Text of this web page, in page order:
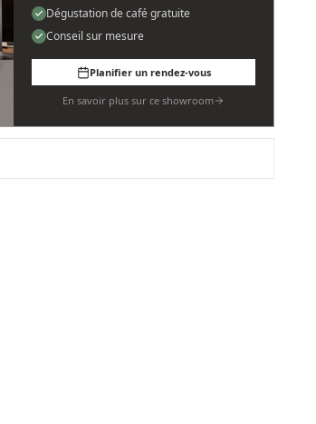
Dégustation de café gratuite
Conseil sur mesure
Planifier un rendez-vous
En savoir plus sur ce showroom